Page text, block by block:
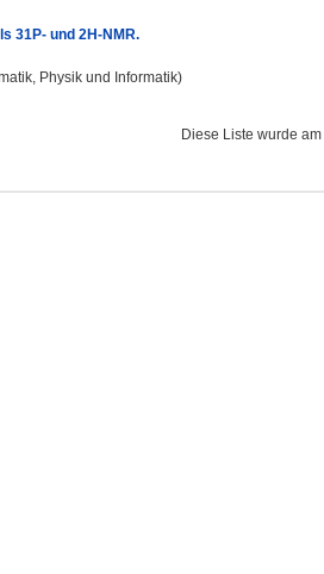
31P- und 2H-NMR.
Physik und Informatik)
Diese Liste wurde am